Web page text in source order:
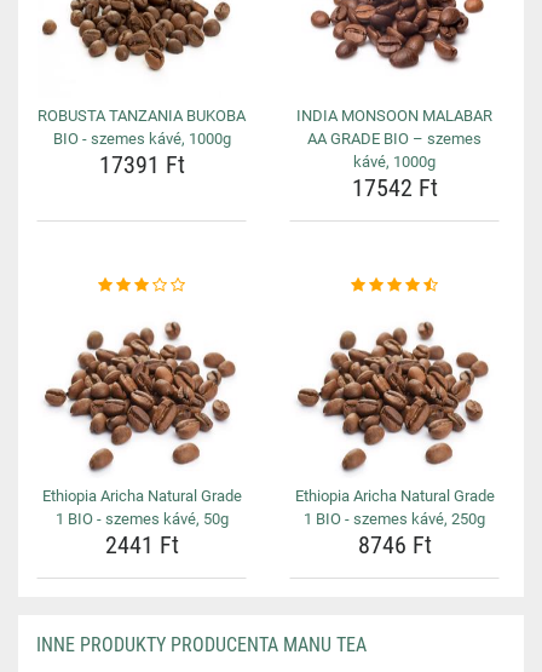
ROBUSTA TANZANIA BUKOBA
BIO - szemes kávé, 1000g
17391 Ft
INDIA MONSOON MALABAR
AA GRADE BIO – szemes
kávé, 1000g
17542 Ft
Ethiopia Aricha Natural Grade
1 BIO - szemes kávé, 50g
2441 Ft
Ethiopia Aricha Natural Grade
1 BIO - szemes kávé, 250g
8746 Ft
INNE PRODUKTY PRODUCENTA MANU TEA